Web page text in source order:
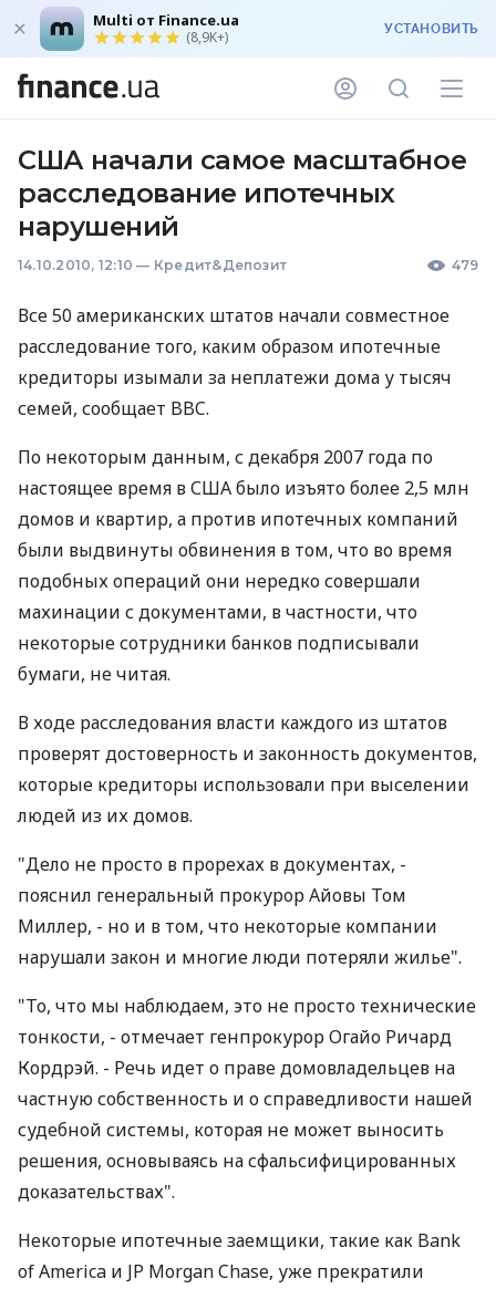
Multi от Finance.ua
(8,9K+) УСТАНОВИТЬ
США начали самое масштабное
расследование ипотечных
нарушений
14.10.2010, 12:10 — Кредит&Депозит 479
Все 50 американских штатов начали совместное
расследование того, каким образом ипотечные
кредиторы изымали за неплатежи дома у тысяч
семей, сообщает BBC.
По некоторым данным, с декабря 2007 года по
настоящее время в США было изъято более 2,5 млн
домов и квартир, а против ипотечных компаний
были выдвинуты обвинения в том, что во время
подобных операций они нередко совершали
махинации с документами, в частности, что
некоторые сотрудники банков подписывали
бумаги, не читая.
В ходе расследования власти каждого из штатов
проверят достоверность и законность документов,
которые кредиторы использовали при выселении
людей из их домов.
"Дело не просто в прорехах в документах, -
пояснил генеральный прокурор Айовы Том
Миллер, - но и в том, что некоторые компании
нарушали закон и многие люди потеряли жилье".
"То, что мы наблюдаем, это не просто технические
тонкости, - отмечает генпрокурор Огайо Ричард
Кордрэй. - Речь идет о праве домовладельцев на
частную собственность и о справедливости нашей
судебной системы, которая не может выносить
решения, основываясь на сфальсифицированных
доказательствах".
Некоторые ипотечные заемщики, такие как Bank
of America и JP Morgan Chase, уже прекратили